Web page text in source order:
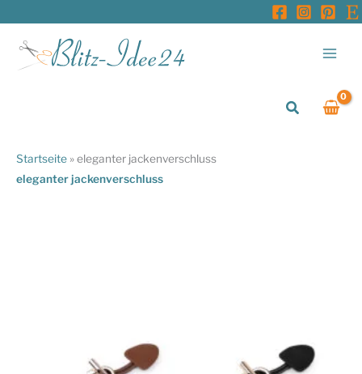
springen
Suchen
Startseite »eleganter jackenverschluss
eleganter jackenverschluss